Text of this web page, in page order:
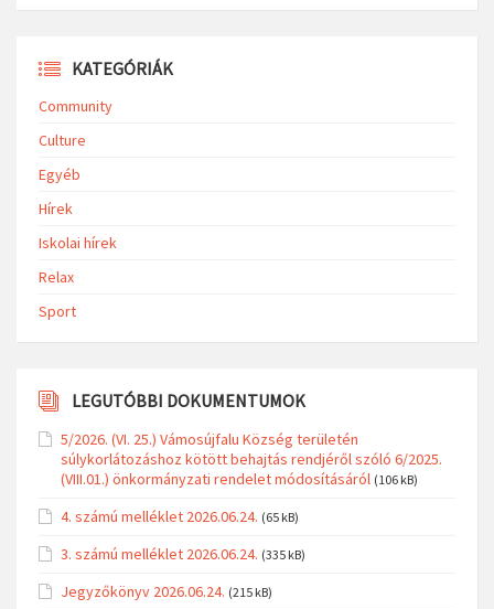
KATEGÓRIÁK
Community
Culture
Egyéb
Hírek
Iskolai hírek
Relax
Sport
LEGUTÓBBI DOKUMENTUMOK
5/2026. (VI. 25.) Vámosújfalu Község területén
súlykorlátozáshoz kötött behajtás rendjéről szóló 6/2025.
(VIII.01.) önkormányzati rendelet módosításáról (106 kB)
4. számú melléklet 2026.06.24. (65 kB)
3. számú melléklet 2026.06.24. (335 kB)
Jegyzőkönyv 2026.06.24. (215 kB)